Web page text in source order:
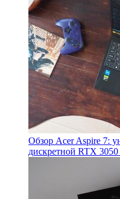
Обзор Acer Aspire 7:
дискретной RTX 3050